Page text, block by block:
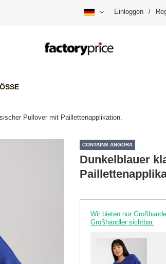
Einloggen /
Pullover mit Paillettenapplikation.
CONTAINS ANGORA
Dunkelblauer
Wir bieten nur
Großhändler sichtbar.